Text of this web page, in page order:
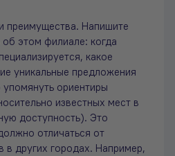
преимущества. Напишите
об этом филиале: когда
какое
уникальные предложения
ориентиры
известных мест в
доступность). Это
отличаться от
в других городах. Например,